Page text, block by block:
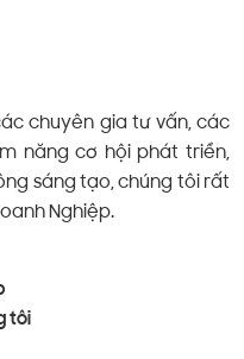
chuyên gia tư vấn, các
năng cơ hội phát triển,
sáng tạo, chúng tôi rất
Nghiệp.
tôi